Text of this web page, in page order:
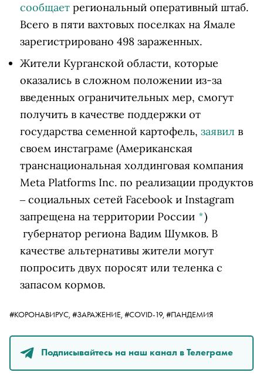
сообщает региональный оперативный штаб.
Всего в пяти вахтовых поселках на Ямале
зарегистрировано 498 зараженных.
Жители Курганской области, которые
оказались в сложном положении из-за
введенных ограничительных мер, смогут
получить в качестве поддержки от
государства семенной картофель, заявил в
своем инстаграме (Американская
транснациональная холдинговая компания
Meta Platforms Inc. по реализации продуктов
‒ социальных сетей Facebook и Instagram
запрещена на территории России *)
губернатор региона Вадим Шумков. В
качестве альтернативы жители могут
попросить двух поросят или теленка с
запасом кормов.
#КОРОНАВИРУС, #ЗАРАЖЕНИЕ, #COVID-19, #ПАНДЕМИЯ
Подписывайтесь на наш канал в Телеграме